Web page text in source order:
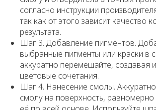
согласно инструкции
так как от этого зависит качество
результата.
Шаг 3. Добавление пигментов.
выбранные пигменты или краски в
аккуратно перемешайте, создавая
цветовые сочетания.
Шаг 4. Нанесение смолы.
смолу на поверхность,